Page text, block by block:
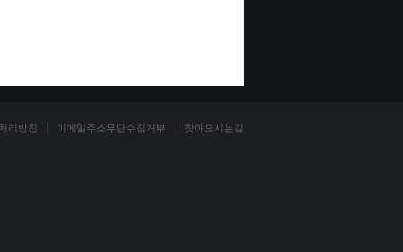
리방침 이메일주소무단수집거부 찾아오시는길